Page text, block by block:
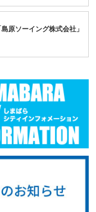
原ソーイング株式会社」